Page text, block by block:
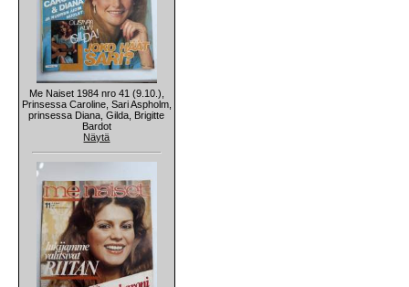
Me Naiset 1984 nro 41 (9.10.),
Prinsessa Caroline, Sari Aspholm,
prinsessa Diana, Gilda, Brigitte
Bardot
Näytä